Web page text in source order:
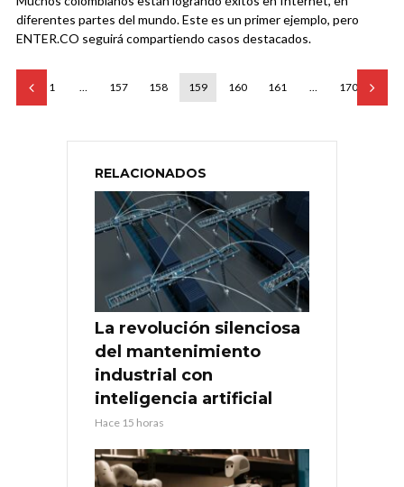
diferentes partes del mundo. Este es un primer ejemplo, pero
ENTER.CO seguirá compartiendo casos destacados.
1 … 157 158 159 160 161 … 170
RELACIONADOS
La revolución silenciosa
del mantenimiento
industrial con
inteligencia artificial
Hace 15 horas